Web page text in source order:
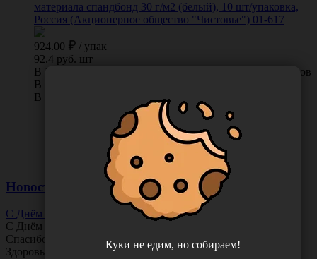
материала спандбонд 30 г/м2 (белый), 10 шт/упаковка,
Россия (Акционерное общество "Чистовье") 01-617
924.00 / упак
92.4 руб. шт
0 отзывов
В КОРЗИНУ
В наличии во Владивостоке 8 упак.
В наличии в Хабаровске 24 упак.
Новости
С Днём Офтальмолога!
С Днём
Спасибо за ясное зрение и заботу о пациентах.
Здоровья вам и новых профессиональных побед!
Куки не едим, но собираем!